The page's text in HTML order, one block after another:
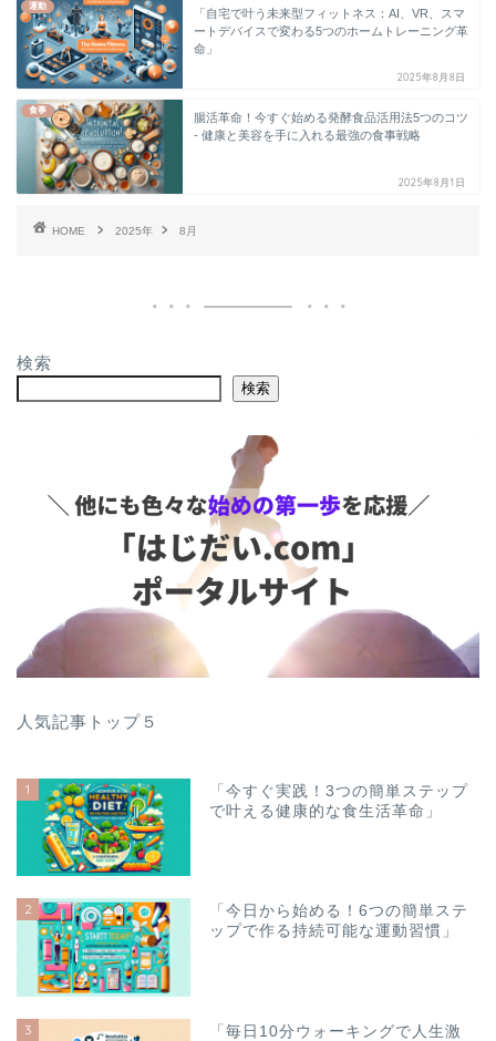
運動
「自宅で叶う未来型フィットネス：AI、VR、スマ
ートデバイスで変わる5つのホームトレーニング革
命」
2025年8月8日
食事
腸活革命！今すぐ始める発酵食品活用法5つのコツ
- 健康と美容を手に入れる最強の食事戦略
2025年8月1日
HOME 2025年 8月
検索
検索
人気記事トップ５
1
「今すぐ実践！3つの簡単ステップ
で叶える健康的な食生活革命」
2
「今日から始める！6つの簡単ステ
ップで作る持続可能な運動習慣」
3
「毎日10分ウォーキングで人生激